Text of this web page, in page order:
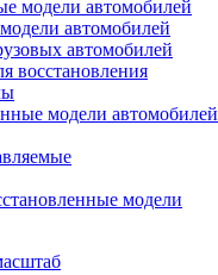
модели автомобилей
автомобилей
автомобилей
восстановления
модели автомобилей
модели